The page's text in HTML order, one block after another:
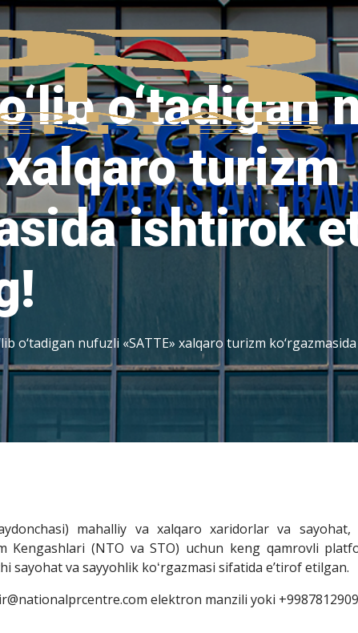
o‘tadigan
xalqaro turizm
ishtirok
o‘tadigan nufuzli «SATTE» xalqaro turizm
mahalliy va xalqaro xaridorlar va
Kengashlari (NTO va STO) uchun keng qamrovli
sayohat va sayyohlik koʻrgazmasi sifatida eʼtirof etilgan.
elektron manzili yoki